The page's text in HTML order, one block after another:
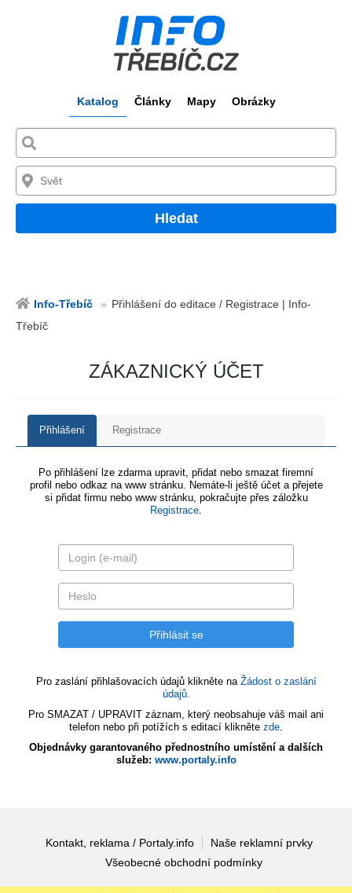
Katalog Články Mapy Obrázky
Hledat
Info-Třebíč
Přihlášení do editace / Registrace | Info-
Třebíč
ZÁKAZNICKÝ ÚČET
Přihlášení Registrace
Po přihlášení lze zdarma upravit, přidat nebo smazat firemní
profil nebo odkaz na www stránku. Nemáte-li ještě účet a přejete
si přidat firmu nebo www stránku, pokračujte přes záložku
Registrace.
Pro zaslání přihlašovacích údajů klikněte na Žádost o zaslání
údajů.
Pro SMAZAT / UPRAVIT záznam, který neobsahuje váš mail ani
telefon nebo při potížích s editací klikněte zde.
Objednávky garantovaného přednostního umístění a dalších
služeb: www.portaly.info
Kontakt, reklama / Portaly.info
Naše reklamní prvky
Všeobecné obchodní podmínky